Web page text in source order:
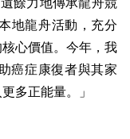
地龍舟活動，充分
心價值。今年，我
癌症康復者與其家
多正能量。」